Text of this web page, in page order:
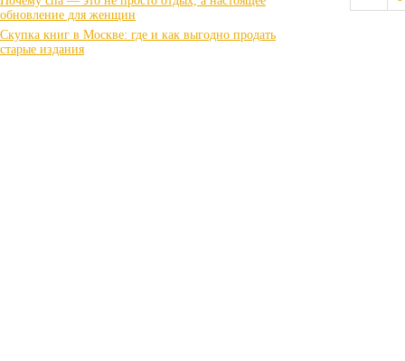
обновление для женщин
Скупка книг в Москве: где и как выгодно продать
старые издания